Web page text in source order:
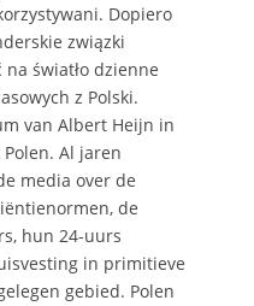
Dopiero
związki
światło dzienne
z Polski.
van Albert Heijn in
Al jaren
media over de
de
hun 24-uurs
in primitieve
gebied. Polen